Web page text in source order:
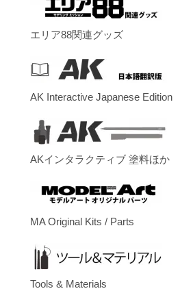
エリア88関連グッズ
AK Interactive Japanese Edition
AKインタラクティブ 塗料ほか
MA Original Kits / Parts
Tools & Materials